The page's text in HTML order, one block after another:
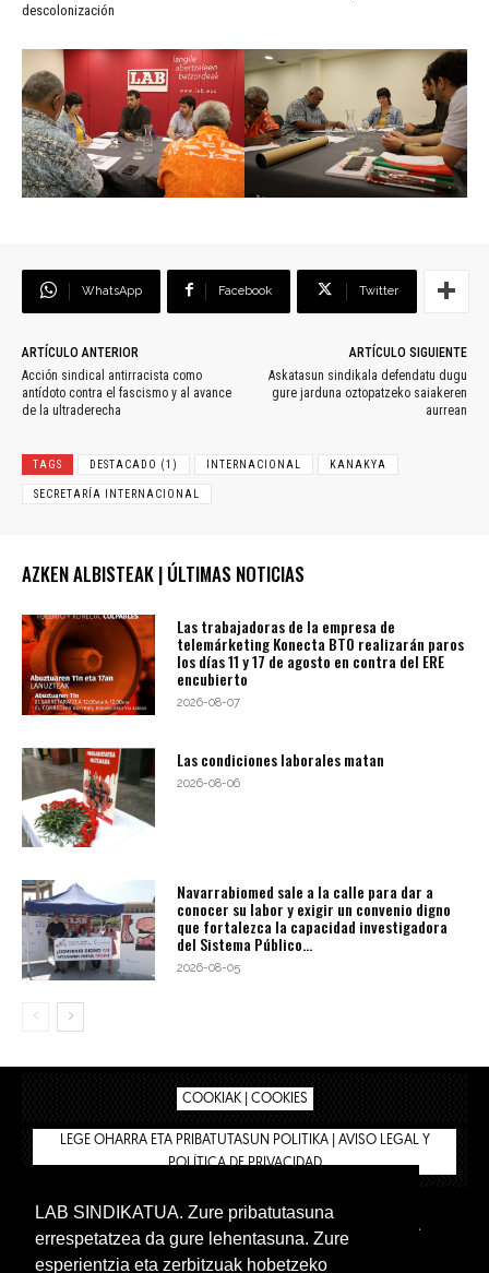
descolonización
WhatsApp Facebook Twitter
ARTÍCULO ANTERIOR
Acción sindical antirracista como
antídoto contra el fascismo y al avance
de la ultraderecha
ARTÍCULO SIGUIENTE
Askatasun sindikala defendatu dugu
gure jarduna oztopatzeko saiakeren
aurrean
TAGS DESTACADO (1) INTERNACIONAL KANAKYA
SECRETARÍA INTERNACIONAL
AZKEN ALBISTEAK | ÚLTIMAS NOTICIAS
Las trabajadoras de la empresa de
telemárketing Konecta BTO realizarán paros
los días 11 y 17 de agosto en contra del ERE
encubierto
2026-08-07
Las condiciones laborales matan
2026-08-06
Navarrabiomed sale a la calle para dar a
conocer su labor y exigir un convenio digno
que fortalezca la capacidad investigadora
del Sistema Público...
2026-08-05
COOKIAK | COOKIES
LEGE OHARRA ETA PRIBATUTASUN POLITIKA | AVISO LEGAL Y
POLÍTICA DE PRIVACIDAD
BIZILAN.EUS
TIENDA
INTRANET 🔑
Euskera Castellano
LAB SINDIKATUA. Zure pribatutasuna
errespetatzea da gure lehentasuna. Zure
esperientzia eta zerbitzuak hobetzeko